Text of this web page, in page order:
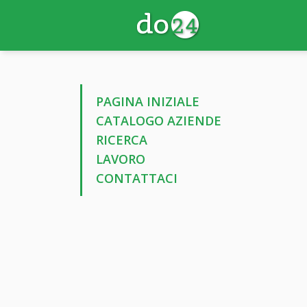
PAGINA INIZIALE
CATALOGO AZIENDE
RICERCA
LAVORO
CONTATTACI